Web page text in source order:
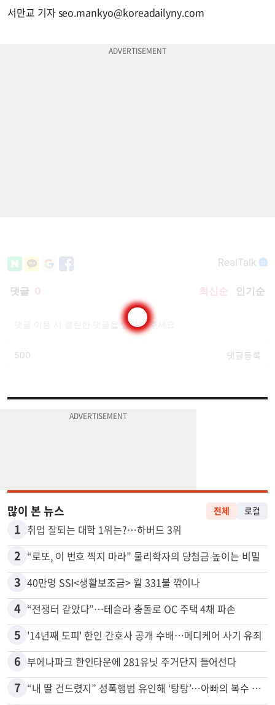
서만교 기자 seo.mankyo@koreadailyny.com
많이 본 뉴스 전체 로컬
1 취업 잘되는 대학 1위는?…하버드 3위
2 “로또, 이 번호 찍지 마라” 물리학자의 당첨금 높이는 비밀
3 40만명 SSI<생활보조금> 월 331불 깎이나
4 “전쟁터 같았다”…테슬라 충돌로 OC 주택 4채 파손
5 '14년째 도피' 한인 간호사 공개 수배…메디케어 사기 유죄
6 부에나파크 한인타운에 281유닛 주거단지 들어선다
7 “내 딸 건드렸지” 성폭행범 유인해 ‘탕탕’…아빠의 복수 결말